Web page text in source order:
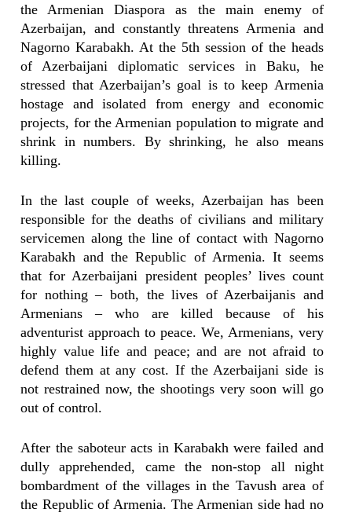
the Armenian Diaspora as the main enemy of
Azerbaijan, and constantly threatens Armenia and
Nagorno Karabakh. At the 5th session of the heads
of Azerbaijani diplomatic services in Baku, he
stressed that Azerbaijan’s goal is to keep Armenia
hostage and isolated from energy and economic
projects, for the Armenian population to migrate and
shrink in numbers. By shrinking, he also means
killing.
In the last couple of weeks, Azerbaijan has been
responsible for the deaths of civilians and military
servicemen along the line of contact with Nagorno
Karabakh and the Republic of Armenia. It seems
that for Azerbaijani president peoples’ lives count
for nothing – both, the lives of Azerbaijanis and
Armenians – who are killed because of his
adventurist approach to peace. We, Armenians, very
highly value life and peace; and are not afraid to
defend them at any cost. If the Azerbaijani side is
not restrained now, the shootings very soon will go
out of control.
After the saboteur acts in Karabakh were failed and
dully apprehended, came the non-stop all night
bombardment of the villages in the Tavush area of
the Republic of Armenia. The Armenian side had no